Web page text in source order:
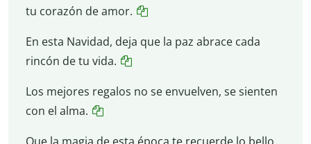
tu corazón de amor.
En esta Navidad, deja que la paz abrace cada
rincón de tu vida.
Los mejores regalos no se envuelven, se sienten
con el alma.